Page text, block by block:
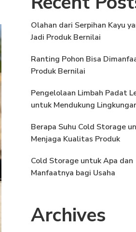
Olahan dari Serpihan Kayu
Jadi Produk Bernilai
Ranting Pohon Bisa
Produk Bernilai
Pengelolaan Limbah Padat
untuk Mendukung
Berapa Suhu Cold Storage
Menjaga Kualitas Produk
Cold Storage untuk Apa dan
Manfaatnya bagi Usaha
Archives